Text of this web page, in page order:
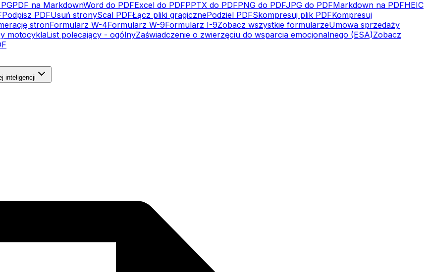
PDF na MarkdownWord do PDFExcel do PDFPPTX do PDFPNG do PDFJPG do PDFMarkdown na PDFHEIC
Podpisz PDFUsuń stronyScal PDFŁącz pliki gragicznePodziel PDFSkompresuj plik PDFKompresuj
stronFormularz W-4Formularz W-9Formularz I-9Zobacz wszystkie formularzeUmowa sprzedaży
motocyklaList polecający - ogólnyZaświadczenie o zwierzęciu do wsparcia emocjonalnego (ESA)Zobacz
inteligencji